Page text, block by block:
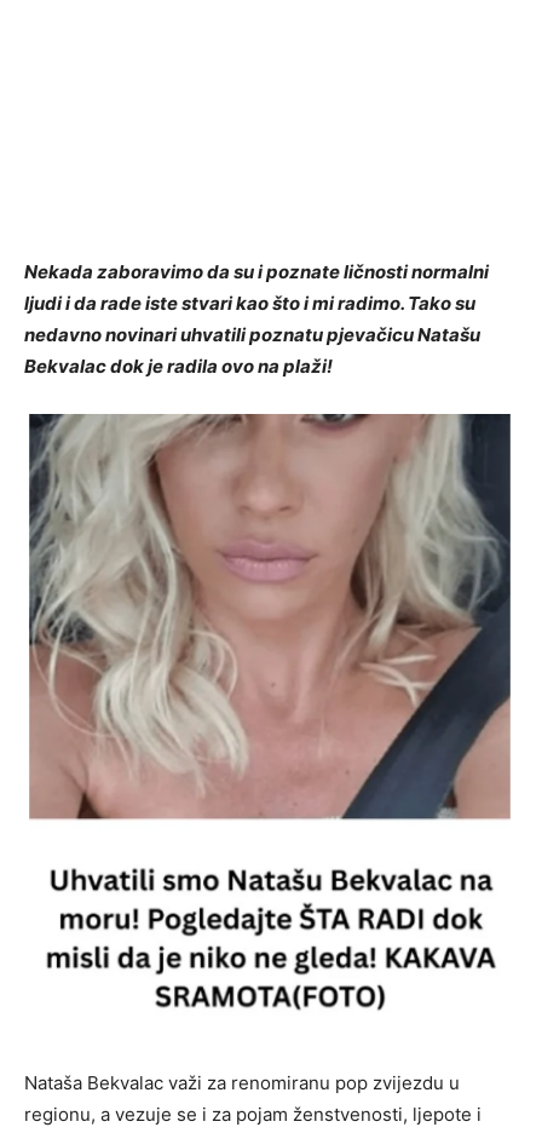
Nekada zaboravimo da su i poznate ličnosti normalni
ljudi i da rade iste stvari kao što i mi radimo. Tako su
nedavno novinari uhvatili poznatu pjevačicu Natašu
Bekvalac dok je radila ovo na plaži!
Nataša Bekvalac važi za renomiranu pop zvijezdu u
regionu, a vezuje se i za pojam ženstvenosti, ljepote i